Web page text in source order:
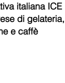
italiana ICE
di gelateria,
e caffè